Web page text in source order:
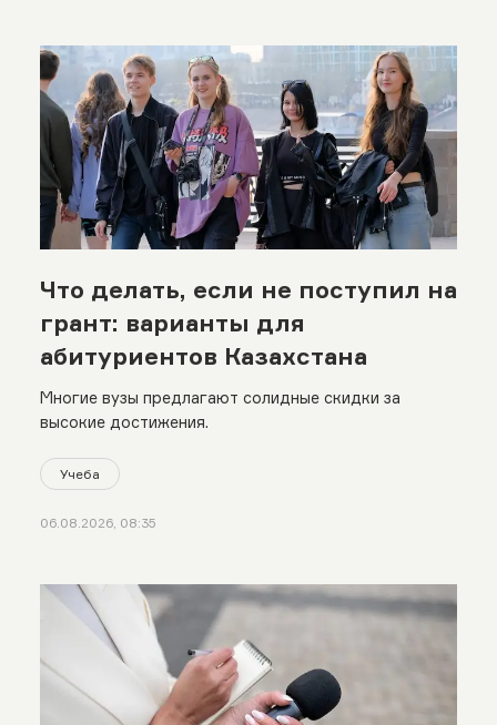
Что делать, если не поступил на
грант: варианты для
абитуриентов Казахстана
Многие вузы предлагают солидные скидки за
высокие достижения.
Учеба
06.08.2026, 08:35